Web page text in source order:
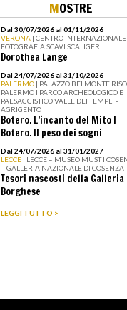
MOSTRE
Dal 30/07/2026 al 01/11/2026
VERONA | CENTRO
FOTOGRAFIA SCAVI SCALIGERI
Dorothea Lange
Dal 24/07/2026 al 31/10/2026
PALERMO | PALAZZO BELMONTE
PALERMO I PARCO ARCHEOLOGICO E
PAESAGGISTICO VALLE DEI TEMPLI -
AGRIGENTO
Botero. L’incanto del Mito I
Botero. Il peso dei sogni
Dal 24/07/2026 al 31/01/2027
LECCE | LECCE – MUSEO MUST I
– GALLERIA NAZIONALE DI COSENZA
Tesori nascosti della Galleria
Borghese
LEGGI TUTTO >